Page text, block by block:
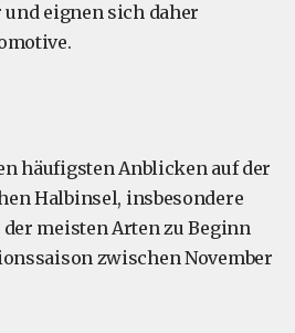
eignen sich daher
häufigsten Anblicken auf der
Halbinsel, insbesondere
meisten Arten zu Beginn
zwischen November